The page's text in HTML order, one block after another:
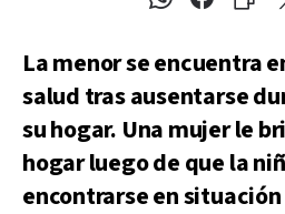
La menor se encuentra
salud tras ausentarse
su hogar. Una mujer le
hogar luego de que la
encontrarse en